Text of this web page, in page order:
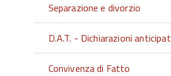
Separazione e divorzio
D.A.T. - Dichiarazioni
Convivenza di Fatto